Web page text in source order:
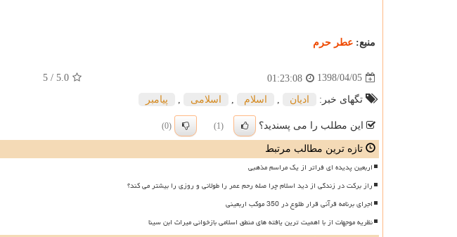
منبع: عطر حرم
1398/04/05
01:23:08
5.0
/ 5
تگهای خبر: ادیان اسلام اسلامی پیامبر
این مطلب را می پسندید؟ (1)
(0)
تازه ترین مطالب مرتبط
اربعین پدیده ای فراتر از یک مراسم مذهبی
راز برکت در زندگی از دید اسلام چرا صله رحم عمر را طولانی و روزی را بیشتر می کند؟
اجرای برنامه قرآنی قرار طلوع در 350 موکب اربعینی
نظریه موجهات از با اهمیت ترین یافته های منطق اسلامی بازخوانی میراث ابن سینا